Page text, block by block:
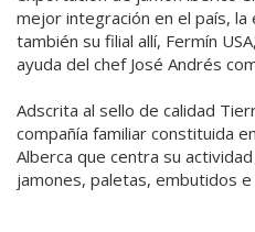
mejor integración en el país,
también su filial allí, Fermín
ayuda del chef José Andrés
Adscrita al sello de calidad
compañía familiar constituida
Alberca que centra su
jamones, paletas, embutidos e